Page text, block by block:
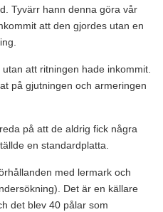
Tyvärr hann denna göra vår
att den gjordes utan en
att ritningen hade inkommit.
på gjutningen och armeringen
på att de aldrig fick några
en standardplatta.
med lermark och
Det är en källare
det blev 40 pålar som